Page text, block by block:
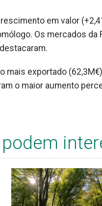
em valor
Os mercados da
mais exportado
o maior aumento